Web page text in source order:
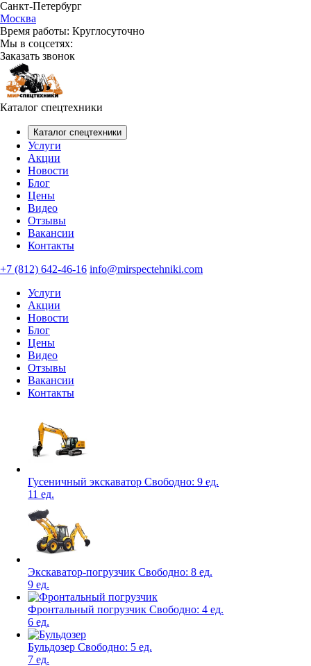
Санкт-Петербург
Москва
Время работы: Круглосуточно
Мы в соцсетях:
Заказать звонок
Каталог спецтехники
Каталог спецтехники
Услуги
Акции
Новости
Блог
Цены
Видео
Отзывы
Вакансии
Контакты
+7 (812) 642-46-16 info@mirspectehniki.com
Услуги
Акции
Новости
Блог
Цены
Видео
Отзывы
Вакансии
Контакты
Гусеничный экскаватор Свободно: 9 ед.
11 ед.
Экскаватор-погрузчик Свободно: 8 ед.
9 ед.
Фронтальный погрузчик Свободно: 4 ед.
6 ед.
Бульдозер Свободно: 5 ед.
7 ед.